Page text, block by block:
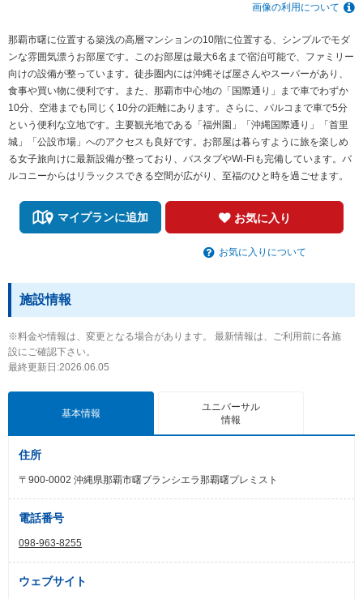
画像の利用について
那覇市曙に位置する築浅の高層マンションの10階に位置する、シンプルでモダ
ンな雰囲気漂うお部屋です。このお部屋は最大6名まで宿泊可能で、ファミリー
向けの設備が整っています。徒歩圏内には沖縄そば屋さんやスーパーがあり、
食事や買い物に便利です。また、那覇市中心地の「国際通り」まで車でわずか
10分、空港までも同じく10分の距離にあります。さらに、パルコまで車で5分
という便利な立地です。主要観光地である「福州園」「沖縄国際通り」「首里
城」「公設市場」へのアクセスも良好です。お部屋は暮らすように旅を楽しめ
る女子旅向けに最新設備が整っており、バスタブやWi-Fiも完備しています。バ
ルコニーからはリラックスできる空間が広がり、至福のひと時を過ごせます。
マイプランに追加 お気に入り
お気に入りについて
施設情報
※料金や情報は、変更となる場合があります。 最新情報は、ご利用前に各施
設にご確認下さい。
最終更新日:2026.06.05
基本情報
ユニバーサル
情報
住所
〒900-0002 沖縄県那覇市曙ブランシエラ那覇曙プレミスト
電話番号
098-963-8255
ウェブサイト